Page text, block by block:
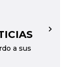
a sus
→